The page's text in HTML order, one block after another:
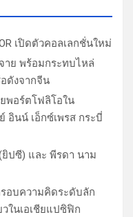
เปิดตัวคอลเลกชั่นใหม่
ย พร้อมกระทบไหล่
อดังจากจีน
พอร์ตโฟลิโอใน
อินน์ เอ็กซ์เพรส กระบี่
ปซี) และ พีรดา นาม
อบความคิดระดับลัก
ในเอเชียแปซิฟิก